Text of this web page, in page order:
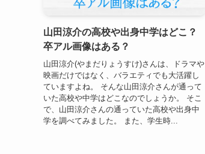
山田涼介の高校や出身中学はどこ？
卒アル画像はある？
山田涼介(やまだりょうすけ)さんは、ドラマや
映画だけではなく、バラエティでも大活躍し
ていますよね。 そんな山田涼介さんが通って
いた高校や中学はどこなのでしょうか。 そこ
で、山田涼介さんの通っていた高校や出身中
学を調べてみました。 また、学生時...